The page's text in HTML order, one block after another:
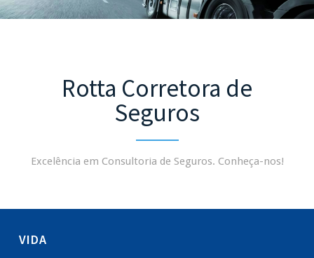
Rotta Corretora de
Seguros
Excelência em Consultoria de Seguros. Conheça-nos!
VIDA